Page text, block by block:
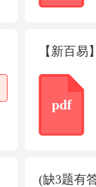
【新百易
pdf
(缺3题有